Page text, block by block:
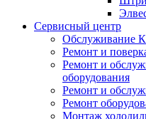
Сервисный центр
Обслуживание
Ремонт и
Ремонт и
оборудования
Ремонт и
Ремонт
Монтаж